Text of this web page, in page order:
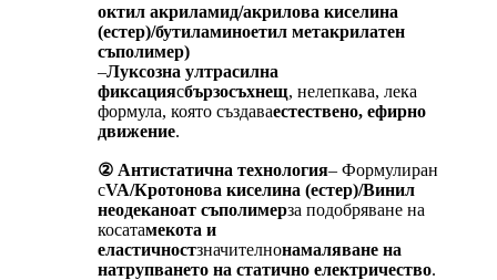
октил акриламид/акрилова киселина
(естер)/бутиламиноетил метакрилатен
съполимер)
–Луксозна ултрасилна
фиксациясбързосъхнещ, нелепкава, лека
формула, която създаваестествено, ефирно
движение.
② Антистатична технология– Формулиран
сVA/Кротонова киселина (естер)/Винил
неодеканоат съполимерза подобряване на
косатамекота и
еластичностзначителнонамаляване на
натрупването на статично електричество.